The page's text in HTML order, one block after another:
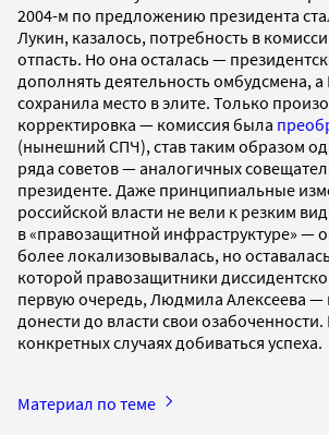
2004-м по предложению президента
Лукин, казалось, потребность в
отпасть. Но она осталась —
дополнять деятельность омбудсмена,
сохранила место в элите. Только
корректировка — комиссия была
(нынешний СПЧ), став таким образом
ряда советов — аналогичных
президенте. Даже принципиальные
российской власти не вели к резким
в «правозащитной инфраструктуре» —
более локализовывалась, но
которой правозащитники
первую очередь, Людмила Алексеева —
донести до власти свои
конкретных случаях добиваться успеха.
Материал по теме